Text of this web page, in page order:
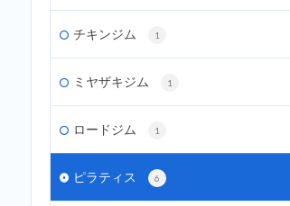
チキンジム 1
ミヤザキジム 1
ロードジム 1
ピラティス 6